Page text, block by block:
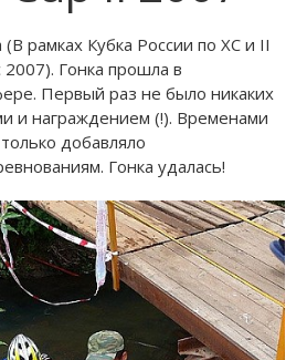
(В рамках Кубка России по ХС и II
Гонка прошла в
Первый раз не было никаких
и награждением (!). Временами
добавляло
Гонка удалась!